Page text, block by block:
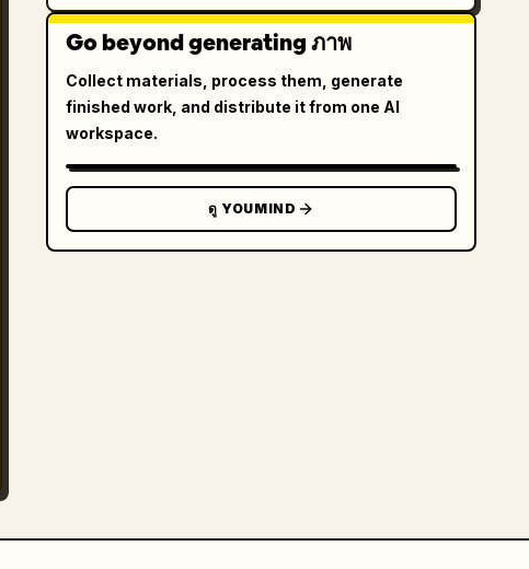
Go beyond generating ภาพ
Collect materials, process them, generate
finished work, and distribute it from one AI
workspace.
ดู YOUMIND